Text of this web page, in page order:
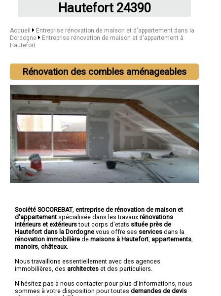
Hautefort 24390
Accueil
Entreprise rénovation de maison et d'appartement dans la
Dordogne
Entreprise rénovation de maison et d'appartement à
Hautefort
Rénovation des combles aménageables
Société SOCOREBAT, entreprise de rénovation de maison et
d'appartement spécialisée dans les travaux rénovations
intérieurs et extérieurstout corps d'etats située près de
Hautefort dans la Dordogne vous offre ses services dans la
rénovation immobilière de maisons à Hautefort appartements
manoirs châteaux.
Nous travaillons essentiellement avec des agences
immobilières, des architectes et des particuliers.
N'hésitez pas à nous contacter pour plus d'informations, nous
sommes à votre disposition pour toutes demandes de devis